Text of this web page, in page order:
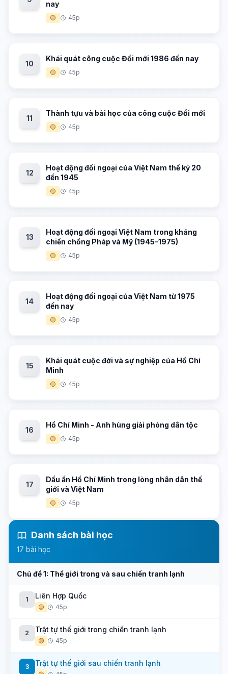
nay
🟡 45p
10
Khái quát công cuộc Đổi mới 1986 đến nay
🟡 45p
11
Thành tựu và bài học của công cuộc Đổi mới
🟡 45p
12
Hoạt động đối ngoại của Việt Nam thế kỷ 20
đến 1945
🟡 45p
13
Hoạt động đối ngoại Việt Nam trong kháng
chiến chống Pháp và Mỹ (1945-1975)
🟡 45p
14
Hoạt động đối ngoại của Việt Nam từ 1975
đến nay
🟡 45p
15
Khái quát cuộc đời và sự nghiệp của Hồ Chí
Minh
🟡 45p
16
Hồ Chí Minh - Anh hùng giải phóng dân tộc
🟡 45p
17
Dấu ấn Hồ Chí Minh trong lòng nhân dân thế
giới và Việt Nam
🟡 45p
Danh sách bài học
17 bài học
Chủ đề 1: Thế giới trong và sau chiến tranh lạnh
1 Liên Hợp Quốc
🟡 45p
2 Trật tự thế giới trong chiến tranh lạnh
🟡 45p
3 Trật tự thế giới sau chiến tranh lạnh